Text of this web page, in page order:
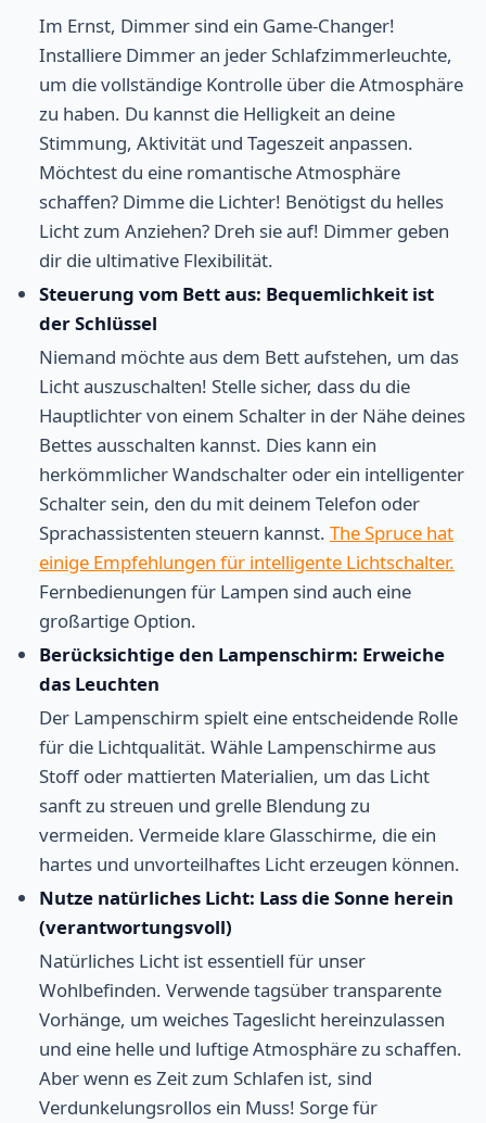
Im Ernst, Dimmer sind ein Game-Changer!
Installiere Dimmer an jeder Schlafzimmerleuchte,
um die vollständige Kontrolle über die Atmosphäre
zu haben. Du kannst die Helligkeit an deine
Stimmung, Aktivität und Tageszeit anpassen.
Möchtest du eine romantische Atmosphäre
schaffen? Dimme die Lichter! Benötigst du helles
Licht zum Anziehen? Dreh sie auf! Dimmer geben
dir die ultimative Flexibilität.
Steuerung vom Bett aus: Bequemlichkeit ist
der Schlüssel
Niemand möchte aus dem Bett aufstehen, um das
Licht auszuschalten! Stelle sicher, dass du die
Hauptlichter von einem Schalter in der Nähe deines
Bettes ausschalten kannst. Dies kann ein
herkömmlicher Wandschalter oder ein intelligenter
Schalter sein, den du mit deinem Telefon oder
Sprachassistenten steuern kannst. The Spruce hat
einige Empfehlungen für intelligente Lichtschalter.
Fernbedienungen für Lampen sind auch eine
großartige Option.
Berücksichtige den Lampenschirm: Erweiche
das Leuchten
Der Lampenschirm spielt eine entscheidende Rolle
für die Lichtqualität. Wähle Lampenschirme aus
Stoff oder mattierten Materialien, um das Licht
sanft zu streuen und grelle Blendung zu
vermeiden. Vermeide klare Glasschirme, die ein
hartes und unvorteilhaftes Licht erzeugen können.
Nutze natürliches Licht: Lass die Sonne herein
(verantwortungsvoll)
Natürliches Licht ist essentiell für unser
Wohlbefinden. Verwende tagsüber transparente
Vorhänge, um weiches Tageslicht hereinzulassen
und eine helle und luftige Atmosphäre zu schaffen.
Aber wenn es Zeit zum Schlafen ist, sind
Verdunkelungsrollos ein Muss! Sorge für